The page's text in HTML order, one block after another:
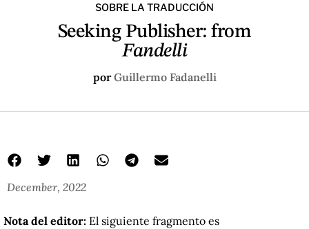
SOBRE LA TRADUCCIÓN
Seeking Publisher: from
Fandelli
porGuillermo Fadanelli
December, 2022
Nota del editor: El siguiente fragmento es